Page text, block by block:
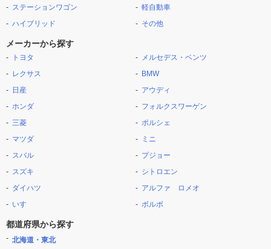
ステーションワゴン
ハイブリッド
軽自動車
その他
メーカーから探す
トヨタ
レクサス
日産
ホンダ
三菱
マツダ
スバル
スズキ
ダイハツ
いすゞ
メルセデス・ベンツ
BMW
アウディ
フォルクスワーゲン
ポルシェ
ミニ
プジョー
シトロエン
アルファ ロメオ
ボルボ
都道府県から探す
北海道・東北